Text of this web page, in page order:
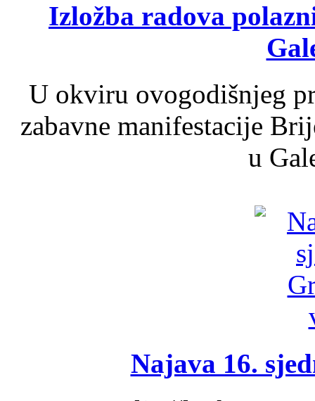
Izložba radova
U okviru ovogodišnjeg
zabavne manifestacije
u
Najava 16.